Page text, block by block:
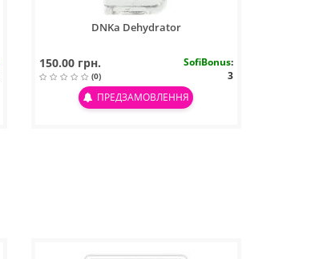
DNKa Dehydrator
150.00 грн.
(0)
SofiBonus:
3
ПРЕДЗАМОВЛЕННЯ